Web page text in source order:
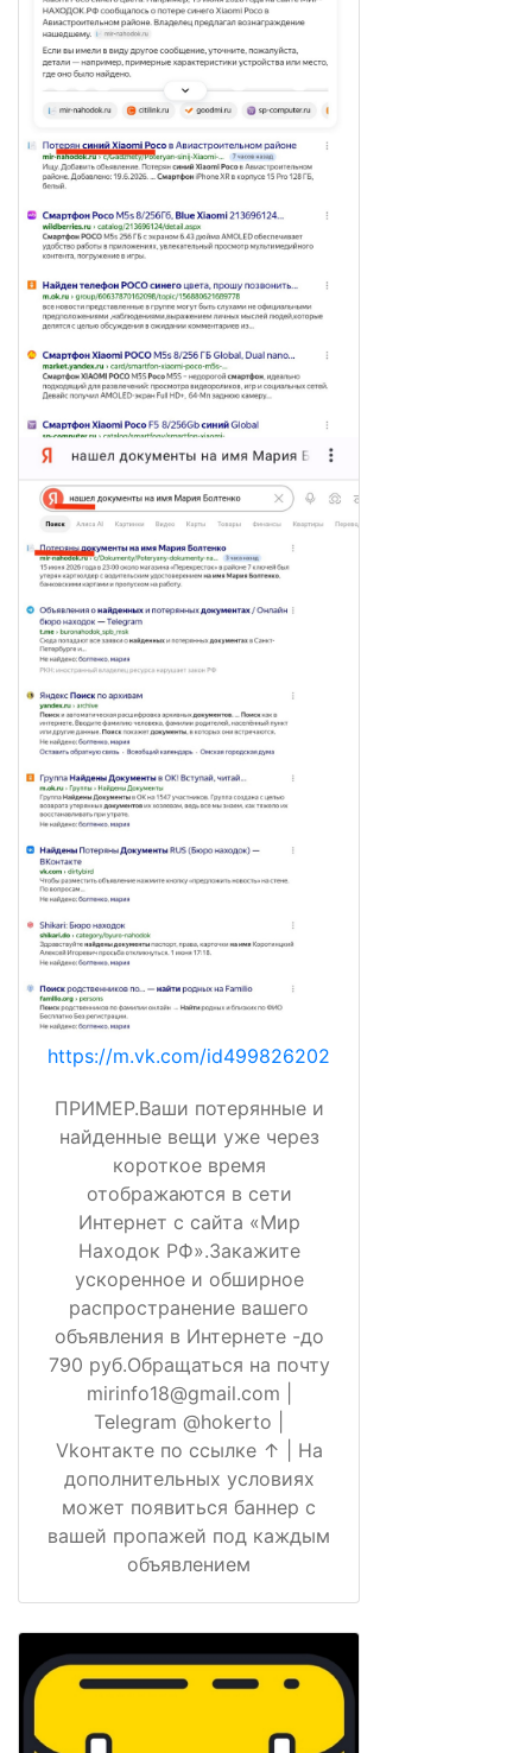
https://m.vk.com/id499826202
ПРИМЕР.Ваши потерянные и
найденные вещи уже через
короткое время
отображаются в сети
Интернет с сайта «Мир
Находок РФ».Закажите
ускоренное и обширное
распространение вашего
объявления в Интернете -до
790 руб.Обращаться на почту
mirinfo18@gmail.com |
Telegram @hokerto |
Vkонтакте по ссылке ↑ | На
дополнительных условиях
может появиться баннер с
вашей пропажей под каждым
объявлением